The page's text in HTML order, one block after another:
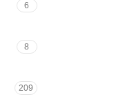
6
8
209